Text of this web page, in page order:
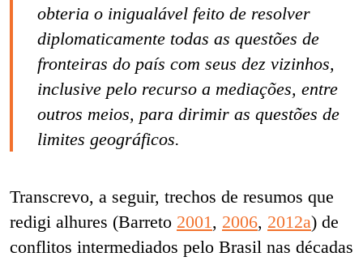
obteria o inigualável feito de resolver
diplomaticamente todas as questões de
fronteiras do país com seus dez vizinhos,
inclusive pelo recurso a mediações, entre
outros meios, para dirimir as questões de
limites geográficos.
Transcrevo, a seguir, trechos de resumos que
redigi alhures (Barreto 2001, 2006, 2012a) de
conflitos intermediados pelo Brasil nas décadas